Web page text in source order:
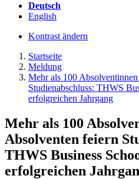
Deutsch
English
Kontrast ändern
Startseite
Meldung
Mehr als 100
Studienabschluss: THWS
erfolgreichen Jahrgang
Mehr als 100
Absolventen feiern
THWS Business
erfolgreichen